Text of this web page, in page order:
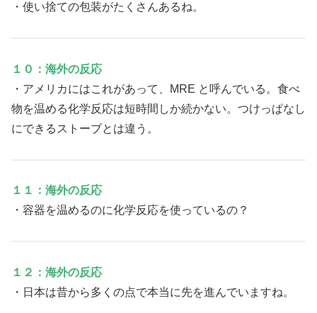
・使い捨ての包装がたくさんあるね。
１０：海外の反応
・アメリカにはこれがあって、MRE と呼んでいる。食べ
物を温める化学反応は短時間しか続かない。つけっぱなし
にできるストーブとは違う。
１１：海外の反応
・容器を温めるのに化学反応を使っているの？
１２：海外の反応
・日本は昔から多くの点で本当に先を進んでいますね。